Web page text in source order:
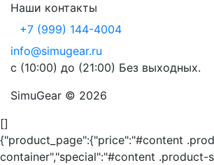
Наши контакты
+7 (999) 144-4004
info@simugear.ru
с (10:00) до (21:00) Без выходных.
SimuGear © 2026
[]
{"product_page":{"price":"#content
container","special":"#content .product-